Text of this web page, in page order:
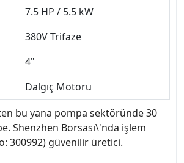
7.5 HP / 5.5 kW
380V Trifaze
4"
Dalgıç Motoru
bu yana pompa sektöründe 30
Shenzhen Borsası\'nda işlem
300992) güvenilir üretici.